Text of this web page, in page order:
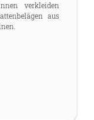
verkleiden
aus